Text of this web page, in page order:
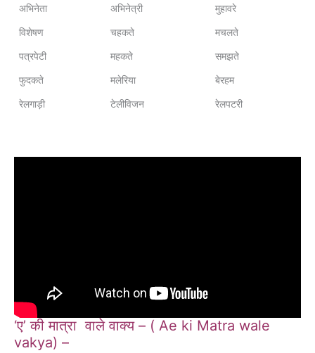
अभिनेता अभिनेत्री मुहावरे
विशेषण चहकते मचलते
पत्रपेटी महकते समझते
फुदकते मलेरिया बेरहम
रेलगाड़ी टेलीविजन रेलपटरी
‘ए’ की मात्रा वाले वाक्य – ( Ae ki Matra wale
vakya) –